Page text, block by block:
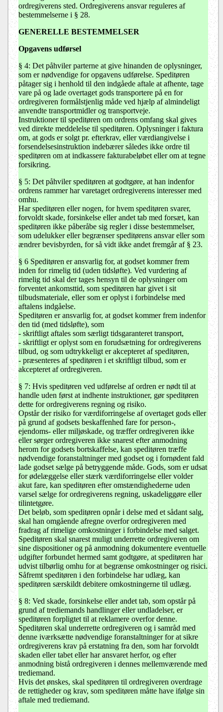
ordregiverens sted. Ordregiverens ansvar reguleres af
bestemmelserne i § 28.
GENERELLE BESTEMMELSER
Opgavens udførsel
§ 4: Det påhviler parterne at give hinanden de oplysninger,
som er nødvendige for opgavens udførelse. Speditøren
påtager sig i henhold til den indgåede aftale at afhente, tage
vare på og lade overtaget gods transportere på en for
ordregiveren formålstjenlig måde ved hjælp af almindeligt
anvendte transportmidler og transportveje.
Instruktioner til speditøren om ordrens omfang skal gives
ved direkte meddelelse til speditøren. Oplysninger i faktura
om, at gods er solgt pr. efterkrav, eller værdiangivelse i
forsendelsesinstruktion indebærer således ikke ordre til
speditøren om at indkassere fakturabeløbet eller om at tegne
forsikring.
§ 5: Det påhviler speditøren at godtgøre, at han indenfor
ordrens rammer har varetaget ordregiverens interesser med
omhu.
Har speditøren eller nogen, for hvem speditøren svarer,
forvoldt skade, forsinkelse eller andet tab med forsæt, kan
speditøren ikke påberåbe sig regler i disse bestemmelser,
som udelukker eller begrænser speditørens ansvar eller som
ændrer bevisbyrden, for så vidt ikke andet fremgår af § 23.
§ 6 Speditøren er ansvarlig for, at godset kommer frem
inden for rimelig tid (uden tidsløfte). Ved vurdering af
rimelig tid skal der tages hensyn til de oplysninger om
forventet ankomsttid, som speditøren har givet i sit
tilbudsmateriale, eller som er oplyst i forbindelse med
aftalens indgåelse.
Speditøren er ansvarlig for, at godset kommer frem indenfor
den tid (med tidsløfte), som
- skriftligt aftales som særligt tidsgaranteret transport,
- skriftligt er oplyst som en forudsætning for ordregiverens
tilbud, og som udtrykkeligt er akcepteret af speditøren,
- præsenteres af speditøren i et skriftligt tilbud, som er
akcepteret af ordregiveren.
§ 7: Hvis speditøren ved udførelse af ordren er nødt til at
handle uden først at indhente instruktioner, gør speditøren
dette for ordregiverens regning og risiko.
Opstår der risiko for værdiforringelse af overtaget gods eller
på grund af godsets beskaffenhed fare for person-,
ejendoms- eller miljøskade, og træffer ordregiveren ikke
eller sørger ordregiveren ikke snarest efter anmodning
herom for godsets bortskaffelse, kan speditøren træffe
nødvendige foranstaltninger med godset og i fornødent fald
lade godset sælge på betryggende måde. Gods, som er udsat
for ødelæggelse eller stærk værdiforringelse eller volder
akut fare, kan speditøren efter omstændighederne uden
varsel sælge for ordregiverens regning, uskadeliggøre eller
tilintetgøre.
Det beløb, som speditøren opnår i delse med et sådant salg,
skal han omgående afregne overfor ordregiveren med
fradrag af rimelige omkostninger i forbindelse med salget.
Speditøren skal snarest muligt underrette ordregiveren om
sine dispositioner og på anmodning dokumentere eventuelle
udgifter forbundet hermed samt godtgøre, at speditøren har
udvist tilbørlig omhu for at begrænse omkostninger og risici.
Såfremt speditøren i den forbindelse har udlæg, kan
speditøren særskildt debitere omkostningerne til udlæg.
§ 8: Ved skade, forsinkelse eller andet tab, som opstår på
grund af trediemands handlinger eller undladelser, er
speditøren forpligtet til at reklamere overfor denne.
Speditøren skal underrette ordregiveren og i samråd med
denne iværksætte nødvendige foranstaltninger for at sikre
ordregiverens krav på erstatning fra den, som har forvoldt
skaden eller tabet eller har ansvaret herfor, og efter
anmodning bistå ordregiveren i dennes mellemværende med
trediemand.
Hvis det ønskes, skal speditøren til ordregiveren overdrage
de rettigheder og krav, som speditøren måtte have ifølge sin
aftale med trediemand.